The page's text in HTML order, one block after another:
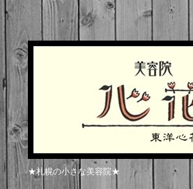
★札幌の小さな美容院★